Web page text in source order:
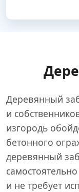
Деревянный
и
изгородь
бетонного
деревянный
и не требует